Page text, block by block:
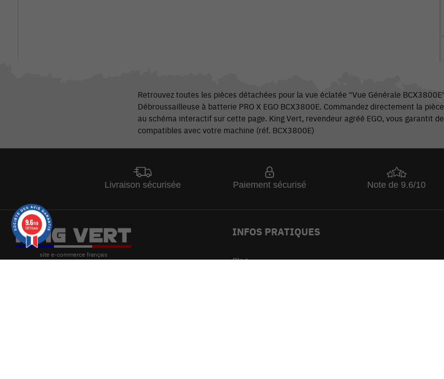
Retrouvez toutes les pièces détachées pour la vue éclatée "Vue Générale
Débroussailleuse à batterie PRO X EGO BCX3800E. Commandez directement la
au schéma interactif sur cette page. King Vert, revendeur agréé EGO, vous garantit
compatibles avec votre machine (réf. BCX3800E)
Livraison sécurisée Paiement sécurisé Note de 9.6/10
INFOS PRATIQUES
Blog
9.6/10
18710 avis